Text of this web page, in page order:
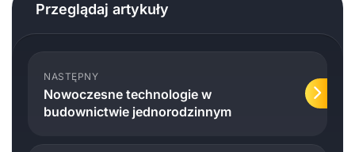
Przeglądaj artykuły
NASTĘPNY
Nowoczesne technologie w
budownictwie jednorodzinnym